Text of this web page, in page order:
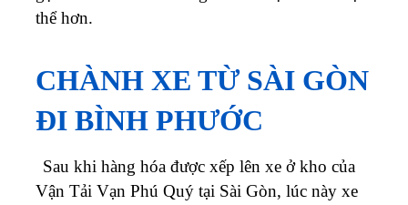
thể hơn.
CHÀNH XE TỪ SÀI GÒN
ĐI BÌNH PHƯỚC
Sau khi hàng hóa được xếp lên xe ở kho của
Vận Tải Vạn Phú Quý tại Sài Gòn, lúc này xe